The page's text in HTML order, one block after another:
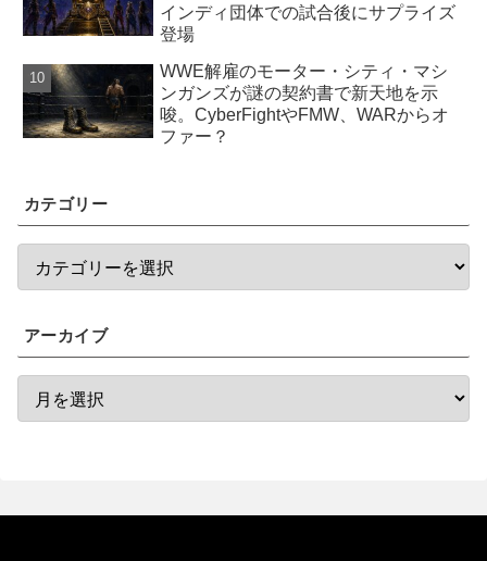
インディ団体での試合後にサプライズ
登場
WWE解雇のモーター・シティ・マシ
ンガンズが謎の契約書で新天地を示
唆。CyberFightやFMW、WARからオ
ファー？
カテゴリー
アーカイブ